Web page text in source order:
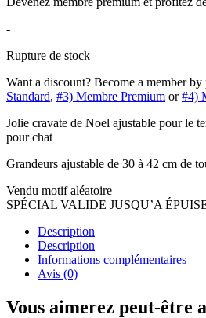
-
Rupture de stock
Want a discount? Become a member by
Standard, #3) Membre Premium or#4)
Jolie cravate de Noel ajustable pour le
pour chat
Grandeurs ajustable de 30 à 42 cm de
Vendu motif aléatoire
SPÉCIAL VALIDE JUSQU’A
Description
Description
Informations complémentaires
Avis (0)
Vous aimerez peut-être